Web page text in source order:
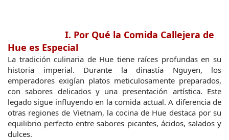
I. Por Qué la Comida Callejera de
Hue es Especial
La tradición culinaria de Hue tiene raíces profundas en su
historia imperial. Durante la dinastía Nguyen, los
emperadores exigían platos meticulosamente preparados,
con sabores delicados y una presentación artística. Este
legado sigue influyendo en la comida actual. A diferencia de
otras regiones de Vietnam, la cocina de Hue destaca por su
equilibrio perfecto entre sabores picantes, ácidos, salados y
dulces.